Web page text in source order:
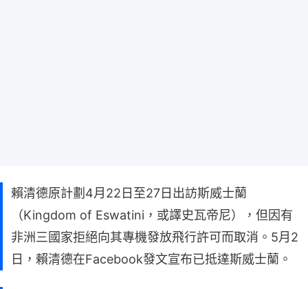
賴清德原計劃4月22日至27日出訪斯威士蘭
（Kingdom of Eswatini，或譯史瓦帝尼），但因有
非洲三國家拒絕向其專機發放飛行許可而取消。5月2
日，賴清德在Facebook發文宣布已抵達斯威士蘭。